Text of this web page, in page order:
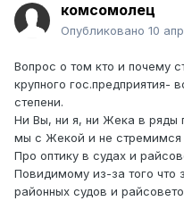
комсомолец
Опубликовано 10
Вопрос о том кто и почему
крупного гос.предприятия-
степени.
Ни Вы, ни я, ни Жека в ряды
мы с Жекой и не стремимся
Про оптику в судах и
Повидимому из-за того что
районных судов и